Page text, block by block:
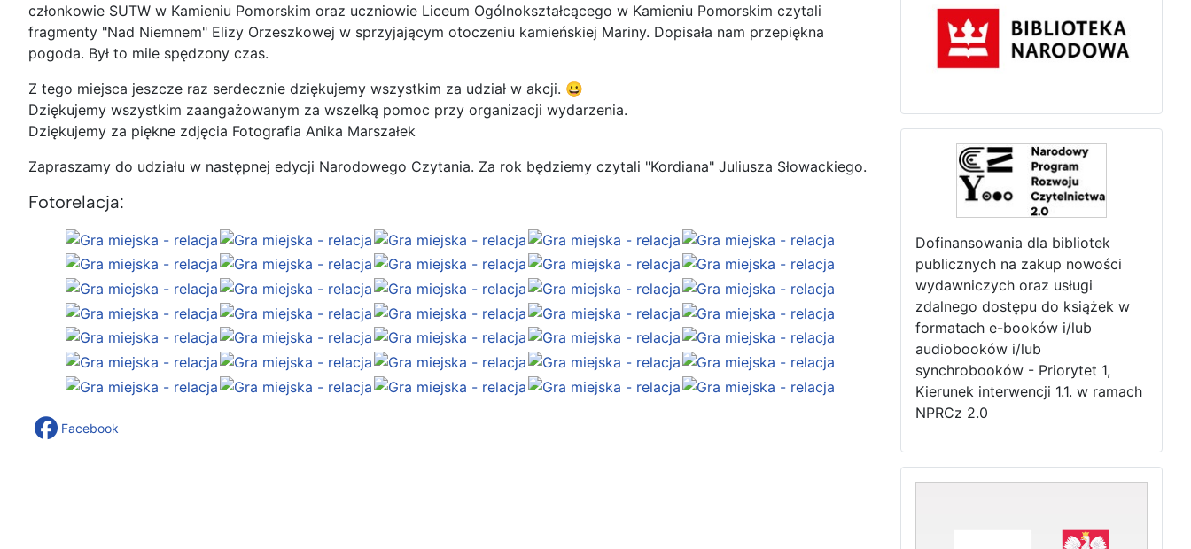
członkowie SUTW w Kamieniu Pomorskim oraz uczniowie Liceum Ogólnokształcącego w Kamieniu Pomorskim czytali
fragmenty "Nad Niemnem" Elizy Orzeszkowej w sprzyjającym otoczeniu kamieńskiej Mariny. Dopisała nam przepiękna
pogoda. Był to mile spędzony czas.
Z tego miejsca jeszcze raz serdecznie dziękujemy wszystkim za udział w akcji. 😀
Dziękujemy wszystkim zaangażowanym za wszelką pomoc przy organizacji wydarzenia.
Dziękujemy za piękne zdjęcia Fotografia Anika Marszałek
Zapraszamy do udziału w następnej edycji Narodowego Czytania. Za rok będziemy czytali "Kordiana" Juliusza Słowackiego.
Fotorelacja:
Facebook
Dofinansowania dla bibliotek
publicznych na zakup nowości
wydawniczych oraz usługi
zdalnego dostępu do książek w
formatach e-booków i/lub
audiobooków i/lub
synchrobooków - Priorytet 1,
Kierunek interwencji 1.1. w ramach
NPRCz 2.0